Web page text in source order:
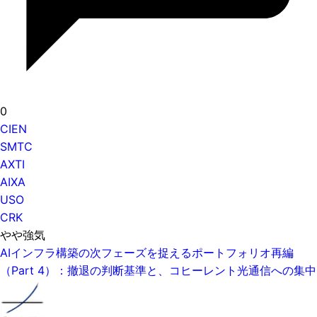
0
CIEN
SMTC
AXTI
AIXA
USO
CRK
やや強気
AIインフラ構築の次フェーズを捉えるポートフォリオ再編
（Part 4）：撤退の判断基準と、コヒーレント光通信への集中